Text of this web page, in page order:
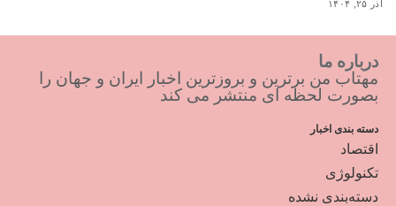
آذر ۲۵, ۱۴۰۴
درباره ما
مهتاب من برترین و بروزترین اخبار ایران و جهان را
بصورت لحظه ای منتشر می کند
دسته بندی اخبار
اقتصاد
تکنولوژی
دسته‌بندی نشده